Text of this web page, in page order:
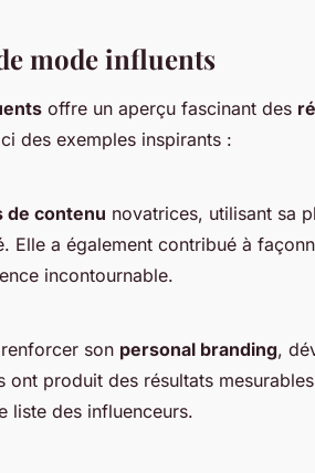
mode influents
offre un aperçu fascinant des
des exemples inspirants :
de contenu novatrices, utilisant sa
Elle a également contribué à
incontournable.
son personal branding,
produit des résultats
liste des influenceurs.